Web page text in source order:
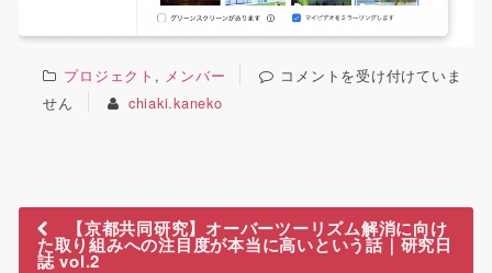
プロジェクト , メンバー
コメントを受け付けていま
せん
chiaki.kaneko
【京都共同研究】オーバーツーリズム解消に向け
た取り組みへの注目度が本当に高いという話｜研究日
誌 vol.2